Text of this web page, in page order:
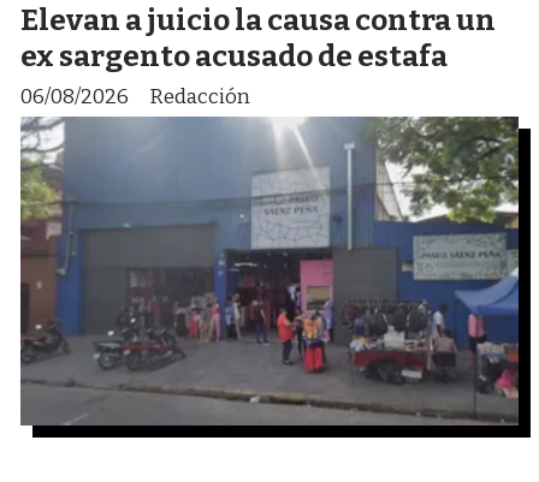
Elevan a juicio la causa contra un
ex sargento acusado de estafa
Redacción
06/08/2026